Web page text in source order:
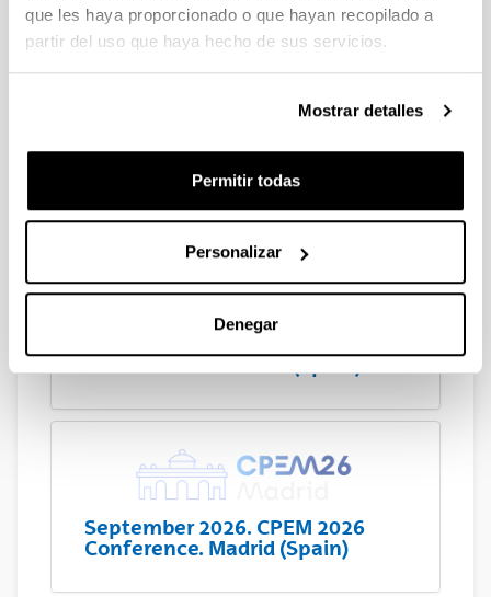
que les haya proporcionado o que hayan recopilado a
partir del uso que haya hecho de sus servicios.
Mostrar detalles
Permitir todas
Personalizar
Denegar
Prague (Czech Republic)
conference. Tenerife (Spain)
September 2026. CPEM 2026
Conference. Madrid (Spain)